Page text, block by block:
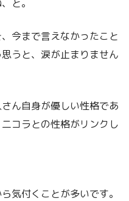
と。
今まで言えなかったこと
うと、涙が止まりません
ん自身が優しい性格であ
コラとの性格がリンクし
気付くことが多いです。